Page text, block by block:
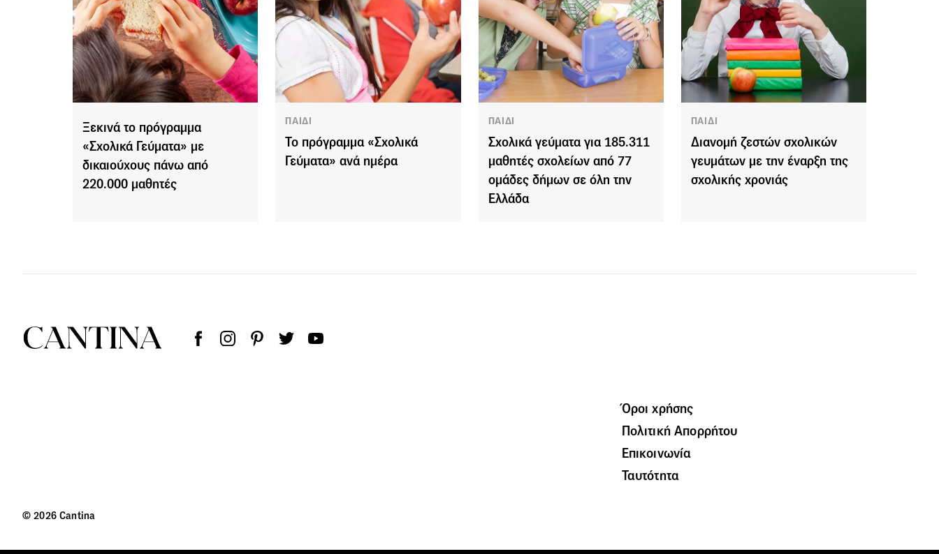
Ξεκινά το πρόγραμμα
«Σχολικά Γεύματα» με
δικαιούχους πάνω από
220.000 μαθητές
ΠΑΙΔΙ
Το πρόγραμμα «Σχολικά
Γεύματα» ανά ημέρα
ΠΑΙΔΙ
Σχολικά γεύματα για 185.311
μαθητές σχολείων από 77
ομάδες δήμων σε όλη την
Ελλάδα
ΠΑΙΔΙ
Διανομή ζεστών σχολικών
γευμάτων με την έναρξη της
σχολικής χρονιάς
Όροι χρήσης
Πολιτική Απορρήτου
Επικοινωνία
Ταυτότητα
© 2026 Cantina